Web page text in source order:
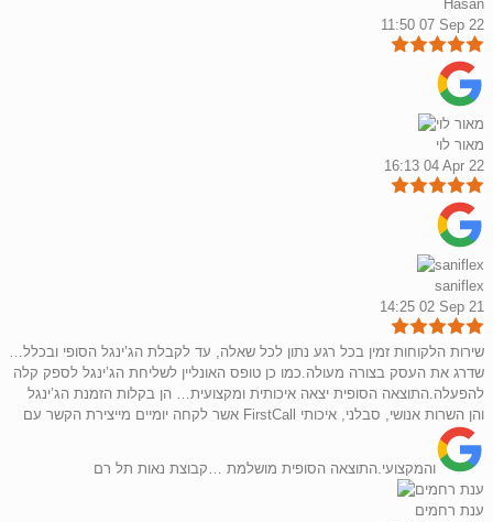
Hasan
11:50 07 Sep 22
מאור לוי
16:13 04 Apr 22
saniflex
14:25 02 Sep 21
שירות הלקוחות זמין בכל רגע נתון לכל שאלה, עד לקבלת הג’ינגל הסופי ובכלל…
שדרג את העסק בצורה מעולה.כמו כן טופס האונליין לשליחת הג’ינגל לספק קלה
להפעלה.התוצאה הסופית יצאה איכותית ומקצועית… הן בקלות הזמנת הג’ינגל
אשר לקחה יומיים מייצירת הקשר עם FirstCall והן השרות אנושי, סבלני, איכותי
והמקצועי.התוצאה הסופית מושלמת …קבוצת נאות תל רם
ענת רחמים